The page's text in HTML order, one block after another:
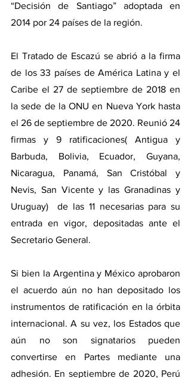
“Decisión de Santiago” adoptada en
2014 por 24 países de la región.
El Tratado de Escazú se abrió a la firma
de los 33 países de América Latina y el
Caribe el 27 de septiembre de 2018 en
la sede de la ONU en Nueva York hasta
el 26 de septiembre de 2020. Reunió 24
firmas y 9 ratificaciones( Antigua y
Barbuda, Bolivia, Ecuador, Guyana,
Nicaragua, Panamá, San Cristóbal y
Nevis, San Vicente y las Granadinas y
Uruguay)  de las 11 necesarias para su
entrada en vigor, depositadas ante el
Secretario General.
Si bien la Argentina y México aprobaron
el acuerdo aún no han depositado los
instrumentos de ratificación en la órbita
internacional. A su vez, los Estados que
aún no son signatarios pueden
convertirse en Partes mediante una
adhesión. En septiembre de 2020, Perú